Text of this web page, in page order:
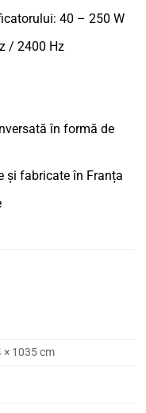
40 – 250 W
/ 2400 Hz
în formă de
și fabricate în Franța
× 1035 cm